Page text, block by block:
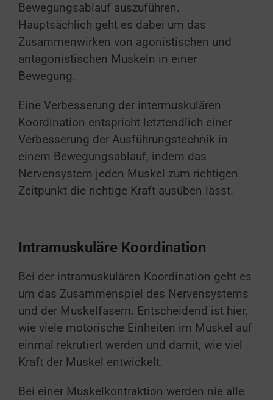
Bewegungsablauf auszuführen.
Hauptsächlich geht es dabei um das
Zusammenwirken von agonistischen und
antagonistischen Muskeln in einer
Bewegung.
Eine Verbesserung der intermuskulären
Koordination entspricht letztendlich einer
Verbesserung der Ausführungstechnik in
einem Bewegungsablauf, indem das
Nervensystem jeden Muskel zum richtigen
Zeitpunkt die richtige Kraft ausüben lässt.
Intramuskuläre Koordination
Bei der intramuskulären Koordination geht es
um das Zusammenspiel des Nervensystems
und der Muskelfasern. Entscheidend ist hier,
wie viele motorische Einheiten im Muskel auf
einmal rekrutiert werden und damit, wie viel
Kraft der Muskel entwickelt.
Bei einer Muskelkontraktion werden nie alle